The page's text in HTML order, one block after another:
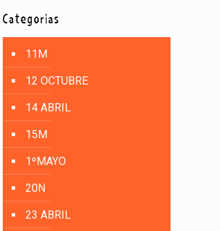
Categorías
11M
12 OCTUBRE
14 ABRIL
15M
1ºMAYO
20N
23 ABRIL